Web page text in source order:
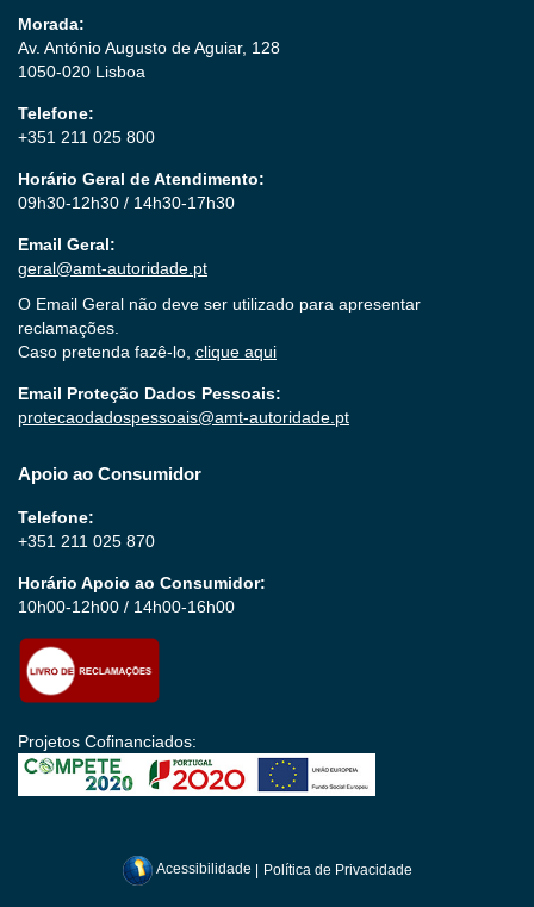
Morada:
Av. António Augusto de Aguiar, 128
1050-020 Lisboa
Telefone:
+351 211 025 800
Horário Geral de Atendimento:
09h30-12h30 / 14h30-17h30
Email Geral:
geral@amt-autoridade.pt
O Email Geral não deve ser utilizado para apresentar
reclamações.
Caso pretenda fazê-lo, clique aqui
Email Proteção Dados Pessoais:
protecaodadospessoais@amt-autoridade.pt
Apoio ao Consumidor
Telefone:
+351 211 025 870
Horário Apoio ao Consumidor:
10h00-12h00 / 14h00-16h00
Projetos Cofinanciados:
Acessibilidade | Política de Privacidade